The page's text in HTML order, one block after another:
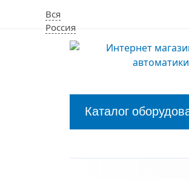
Вся
Россия
Каталог